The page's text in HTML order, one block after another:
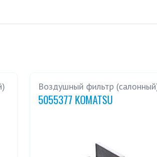
Воздушный фильтр
5055377 KOMATSU